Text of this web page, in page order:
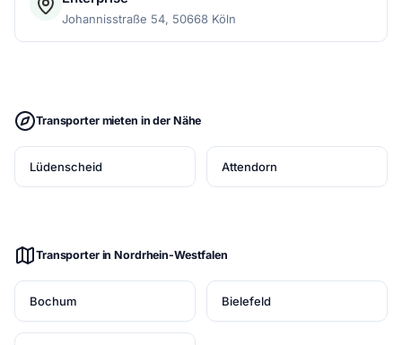
Johannisstraße 54, 50668 Köln
Transporter mieten in der Nähe
Lüdenscheid Attendorn
Transporter in Nordrhein-Westfalen
Bochum Bielefeld